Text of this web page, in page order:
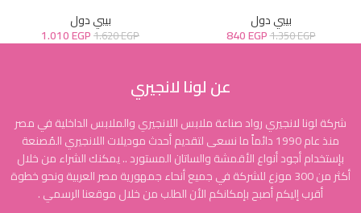
بيبي دول
1.350EGP
840EGP
بيبي دول
1.620EGP
1.010EGP
عن لونا لانجيري
شركة لونا لانجيري رواد صناعة ملابس اللانجيري والملابس الداخلية في مصر
منذ عام 1990 دائماً ما نسعى لتقديم أحدث موديلات اللانجيري المُصنعة
بإستخدام أجود أنواع الأقمشة والساتان المستورد .. يمكنك الشراء من خلال
أكثر من 300 موزع للشركة في جميع أنحاء جمهورية مصر العربية ونحو خطوة
أقرب إليكم أصبح بإمكانكم الأن الطلب من خلال موقعنا الرسمي .